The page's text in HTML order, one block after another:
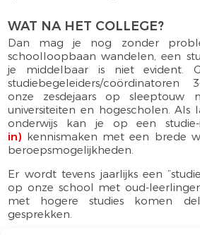
WAT NA HET COLLEGE?
Dan mag je nog zonder
schoolloopbaan wandelen, een
je middelbaar is niet evident.
studiebegeleiders/
onze zesdejaars op sleeptouw
universiteiten en hogescholen. Als
onderwijs kan je op een studie-
in) kennismaken met een brede
beroepsmogelijkheden.
Er wordt tevens jaarlijks een
op onze school met oud-
met hogere studies komen
gesprekken.